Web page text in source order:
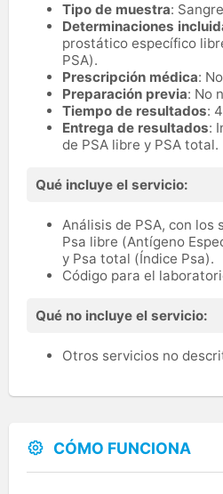
Tipo de muestra:
Determinaciones
prostático específico
PSA).
Prescripción médica:
Preparación previa: No
Tiempo de resultados:
Entrega de resultados:
de PSA libre y PSA total.
Qué incluye el servicio:
Análisis de PSA, con
Psa libre (Antígeno
y Psa total (Índice Psa).
Código para el
Qué no incluye el servicio:
Otros servicios no
CÓMO FUNCIONA